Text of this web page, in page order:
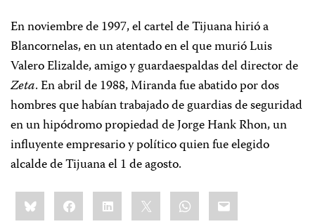
En noviembre de 1997, el cartel de Tijuana hirió a
Blancornelas, en un atentado en el que murió Luis
Valero Elizalde, amigo y guardaespaldas del director de
Zeta. En abril de 1988, Miranda fue abatido por dos
hombres que habían trabajado de guardias de seguridad
en un hipódromo propiedad de Jorge Hank Rhon, un
influyente empresario y político quien fue elegido
alcalde de Tijuana el 1 de agosto.
Share
this:BlueskyFacebookLinkedIn WhatsApp
Email